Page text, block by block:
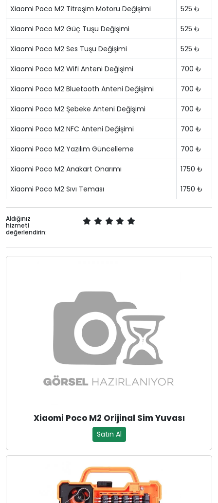
Xiaomi Poco M2 Titreşim Motoru Değişimi 525 ₺
Xiaomi Poco M2 Güç Tuşu Değişimi 525 ₺
Xiaomi Poco M2 Ses Tuşu Değişimi 525 ₺
Xiaomi Poco M2 Wifi Anteni Değişimi 700 ₺
Xiaomi Poco M2 Bluetooth Anteni Değişimi 700 ₺
Xiaomi Poco M2 Şebeke Anteni Değişimi 700 ₺
Xiaomi Poco M2 NFC Anteni Değişimi 700 ₺
Xiaomi Poco M2 Yazılım Güncelleme 700 ₺
Xiaomi Poco M2 Anakart Onarımı 1750 ₺
Xiaomi Poco M2 Sıvı Teması 1750 ₺
Aldığınız
hizmeti
değerlendirin:
Xiaomi Poco M2 Orijinal Sim Yuvası
Satın Al